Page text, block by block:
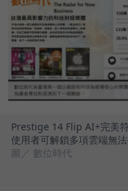
Prestige 14 Flip AI+完美
使用者可解鎖多項雲端無
圖／ 數位時代